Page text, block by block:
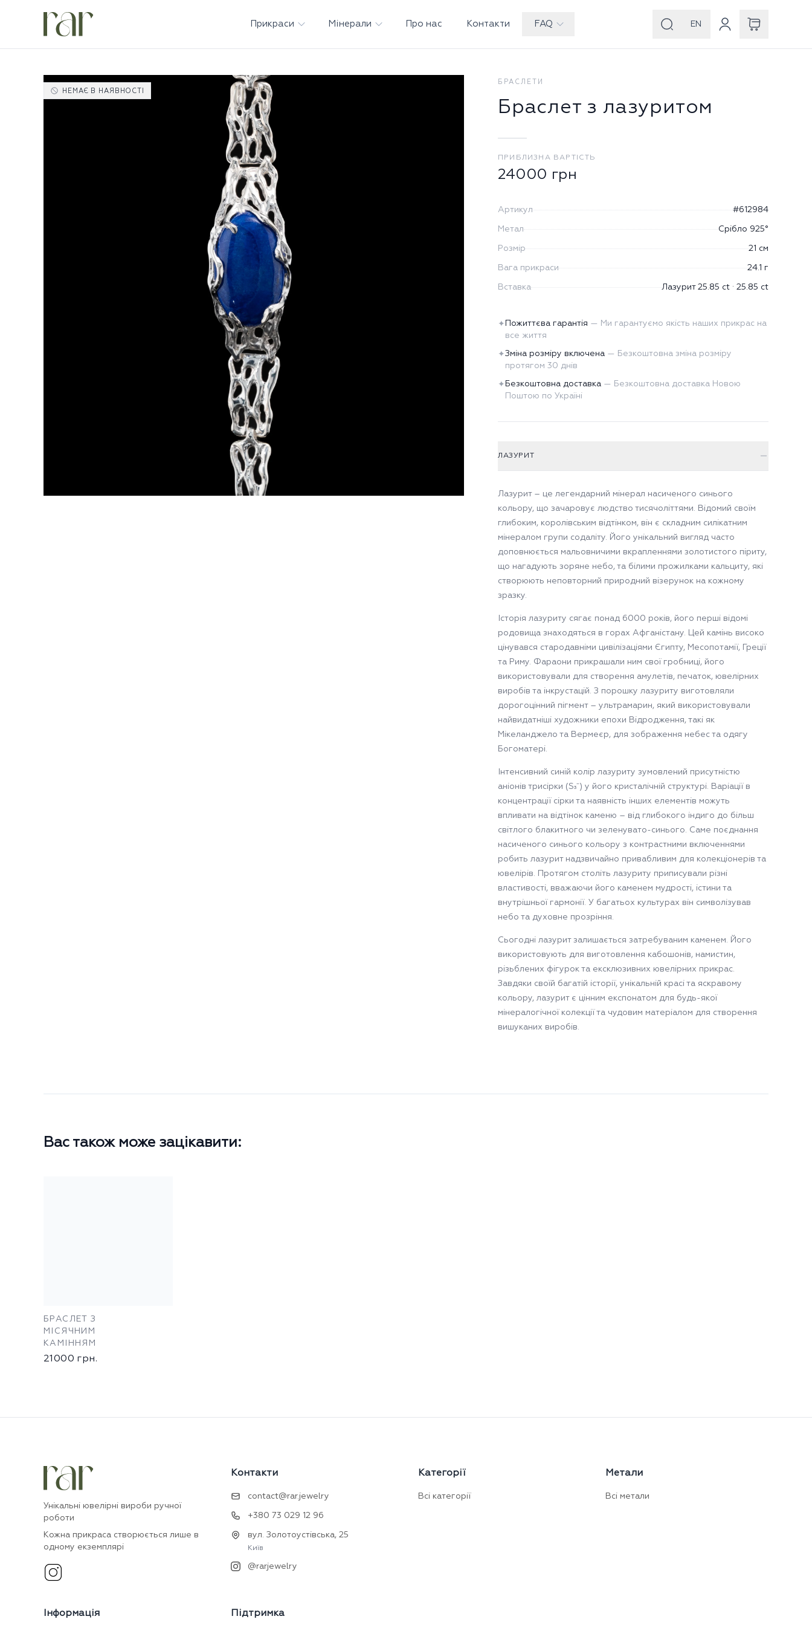
Прикраси Мінерали Про нас Контакти FAQ EN
НЕМАЄ В НАЯВНОСТІ
БРАСЛЕТИ
Браслет з лазуритом
ПРИБЛИЗНА ВАРТІСТЬ
24000 грн
Артикул #612984
Метал Срібло 925°
Розмір 21 см
Вага прикраси 24.1 г
Вставка Лазурит 25.85 ct · 25.85 ct
✦ Пожиттєва гарантія — Ми гарантуємо якість наших прикрас на
все життя
✦Зміна розміру включена — Безкоштовна зміна розміру
протягом 30 днів
✦ Безкоштовна доставка — Безкоштовна доставка Новою
Поштою по Україні
ЛАЗУРИТ
Лазурит – це легендарний мінерал насиченого синього
кольору, що зачаровує людство тисячоліттями. Відомий своїм
глибоким, королівським відтінком, він є складним силікатним
мінералом групи содаліту. Його унікальний вигляд часто
доповнюється мальовничими вкрапленнями золотистого піриту,
що нагадують зоряне небо, та білими прожилками кальциту, які
створюють неповторний природний візерунок на кожному
зразку.
Історія лазуриту сягає понад 6000 років, його перші відомі
родовища знаходяться в горах Афганістану. Цей камінь високо
цінувався стародавніми цивілізаціями Єгипту, Месопотамії, Греції
та Риму. Фараони прикрашали ним свої гробниці, його
використовували для створення амулетів, печаток, ювелірних
виробів та інкрустацій. З порошку лазуриту виготовляли
дорогоцінний пігмент – ультрамарин, який використовували
найвидатніші художники епохи Відродження, такі як
Мікеланджело та Вермеєр, для зображення небес та одягу
Богоматері.
Інтенсивний синій колір лазуриту зумовлений присутністю
аніонів трисірки (S₃⁻) у його кристалічній структурі. Варіації в
концентрації сірки та наявність інших елементів можуть
впливати на відтінок каменю – від глибокого індиго до більш
світлого блакитного чи зеленувато-синього. Саме поєднання
насиченого синього кольору з контрастними включеннями
робить лазурит надзвичайно привабливим для колекціонерів та
ювелірів. Протягом століть лазуриту приписували різні
властивості, вважаючи його каменем мудрості, істини та
внутрішньої гармонії. У багатьох культурах він символізував
небо та духовне прозріння.
Сьогодні лазурит залишається затребуваним каменем. Його
використовують для виготовлення кабошонів, намистин,
різьблених фігурок та ексклюзивних ювелірних прикрас.
Завдяки своїй багатій історії, унікальній красі та яскравому
кольору, лазурит є цінним експонатом для будь-якої
мінералогічної колекції та чудовим матеріалом для створення
вишуканих виробів.
Вас також може зацікавити:
БРАСЛЕТ З
МІСЯЧНИМ
КАМІННЯМ
21000 грн.
Унікальні ювелірні вироби ручної
роботи
Кожна прикраса створюється лише в
одному екземплярі
Контакти
contact@rar.jewelry
+380 73 029 12 96
вул. Золотоустівська, 25
Київ
@rarjewelry
Категорії
Всі категорії
Метали
Всі метали
Інформація Підтримка